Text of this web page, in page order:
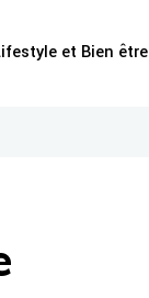
et Bien être